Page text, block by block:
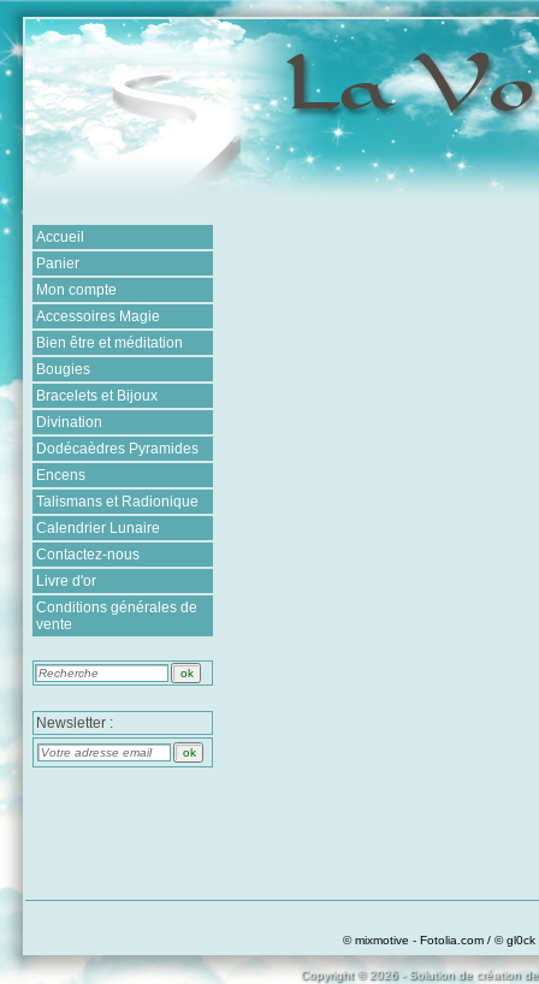
Accueil
Panier
Mon compte
Accessoires Magie
Bien être et méditation
Bougies
Bracelets et Bijoux
Divination
Dodécaèdres Pyramides
Encens
Talismans et Radionique
Calendrier Lunaire
Contactez-nous
Livre d'or
Conditions générales de
vente
Newsletter :
© mixmotive - Fotolia.com / ©
Copyright © 2026 - Solution de création